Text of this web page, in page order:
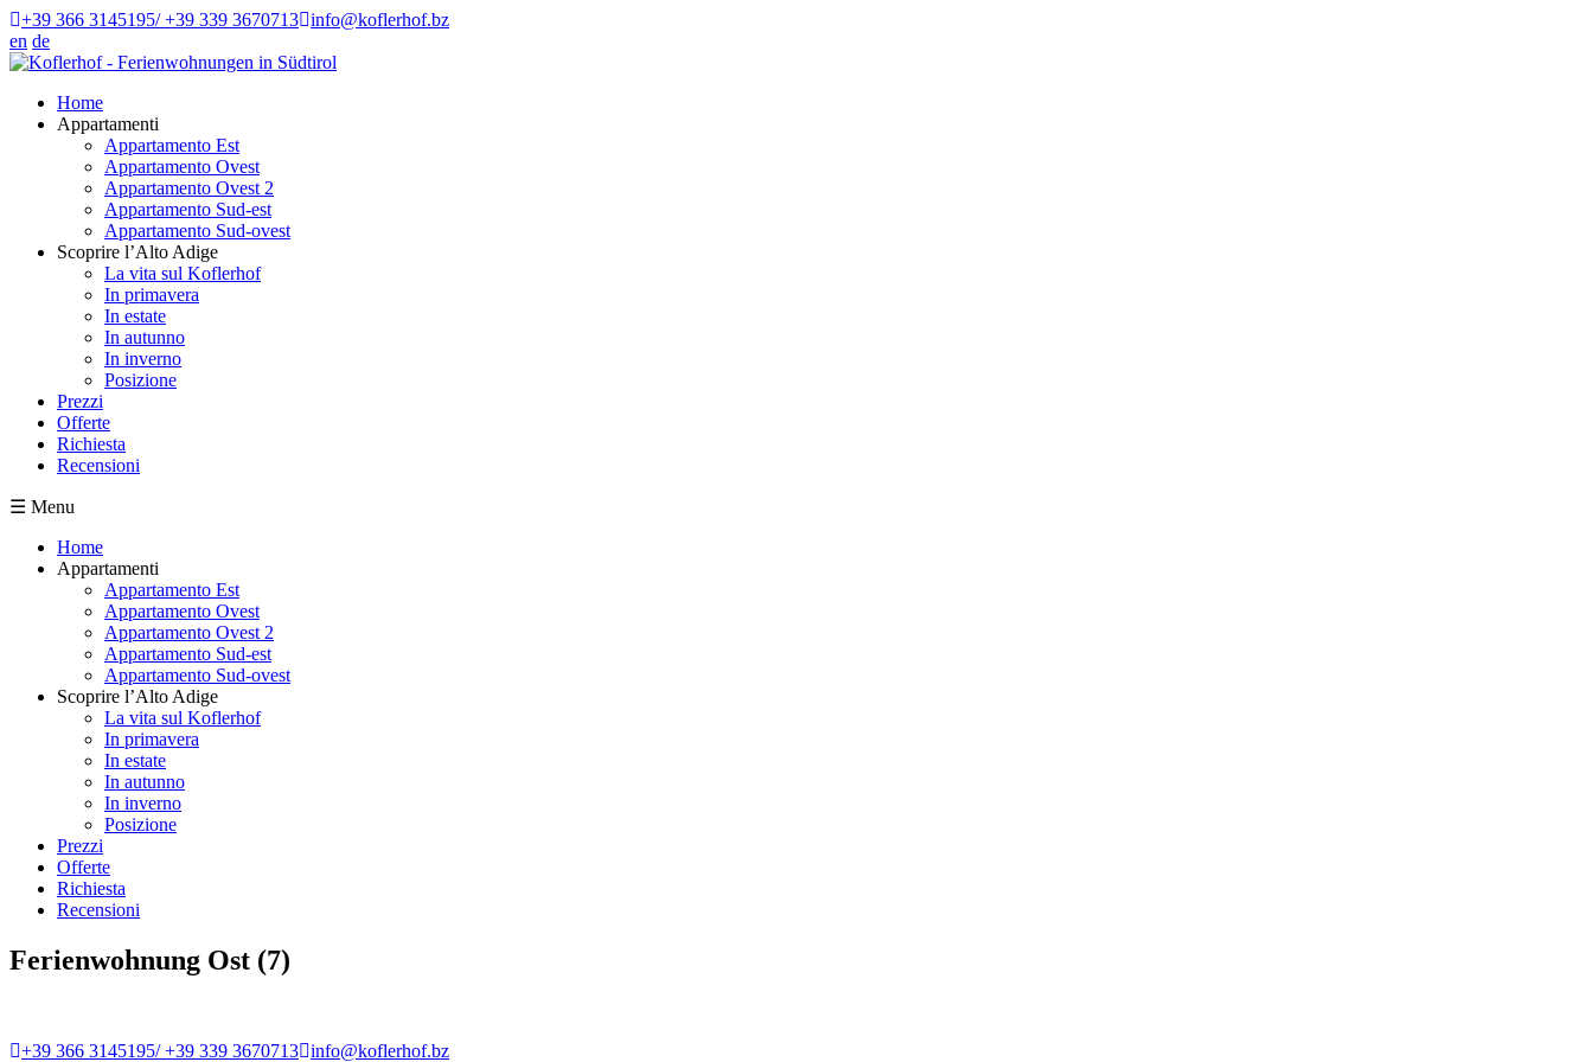
+39 366 3145195/ +39 339 3670713 info@koflerhof.bz
en de
Home
Appartamenti
Appartamento Est
Appartamento Ovest
Appartamento Ovest 2
Appartamento Sud-est
Appartamento Sud-ovest
Scoprire l’Alto Adige
La vita sul Koflerhof
In primavera
In estate
In autunno
In inverno
Posizione
Prezzi
Offerte
Richiesta
Recensioni
☰ Menu
Home
Appartamenti
Appartamento Est
Appartamento Ovest
Appartamento Ovest 2
Appartamento Sud-est
Appartamento Sud-ovest
Scoprire l’Alto Adige
La vita sul Koflerhof
In primavera
In estate
In autunno
In inverno
Posizione
Prezzi
Offerte
Richiesta
Recensioni
Ferienwohnung Ost (7)
+39 366 3145195/ +39 339 3670713 info@koflerhof.bz